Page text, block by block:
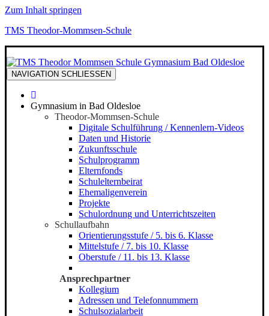
Zum Inhalt springen
TMS Theodor-Mommsen-Schule
NAVIGATION SCHLIESSEN
Gymnasium in Bad Oldesloe
Theodor-Mommsen-Schule
Digitale Schulführung / Kennenlern-Videos
Daten und Historie
Zukunftsschule
Schulprogramm
Elternfonds
Schulelternbeirat
Ehemaligenverein
Projekte
Schulordnung und Unterrichtszeiten
Schullaufbahn
Orientierungsstufe / 5. bis 6. Klasse
Mittelstufe / 7. bis 10. Klasse
Oberstufe / 11. bis 13. Klasse
Ansprechpartner
Kollegium
Adressen und Telefonnummern
Schulsozialarbeit